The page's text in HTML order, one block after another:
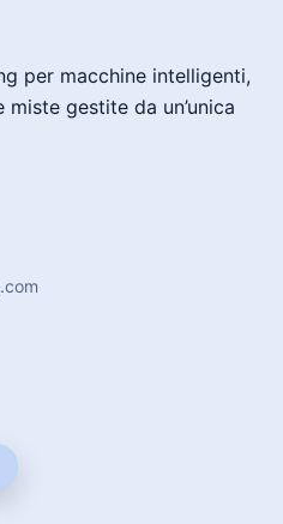
per macchine intelligenti,
gestite da un’unica